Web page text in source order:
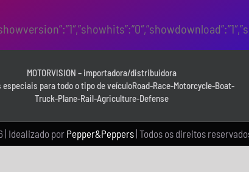
MOTORVISION – importadora/distribuidora
especiais para todo o tipo de veículoRoad-Race-Motorcycle-Boat-
Truck-Plane-Rail-Agriculture-Defense
| Idealizado porPepper&Peppers| Todos os direitos